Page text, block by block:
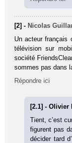
[2] - Nicolas
Un acteur français
télévision sur
société
sommes pas dans
Répondre ici
[2.1] -
Tient, c’est
figurent pas
décider tard